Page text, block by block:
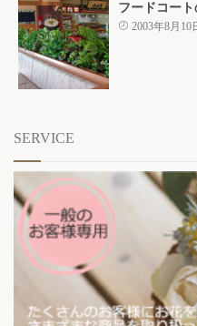
フードコー
2003年8月10
SERVICE